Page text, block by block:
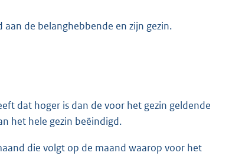
de belanghebbende en zijn gezin.
dat hoger is dan de voor het gezin geldende
het hele gezin beëindigd.
die volgt op de maand waarop voor het